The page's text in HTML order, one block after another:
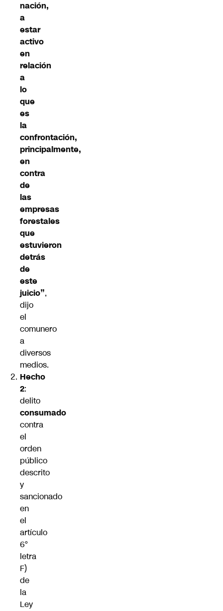
nación,
a
estar
activo
en
relación
a
lo
que
es
la
confrontación,
principalmente,
en
contra
de
las
empresas
forestales
que
estuvieron
detrás
de
este
juicio”,
dijo
el
comunero
a
diversos
medios.
Hecho
2:
delito
consumado
contra
el
orden
público
descrito
y
sancionado
en
el
artículo
6°
letra
F)
de
la
Ley